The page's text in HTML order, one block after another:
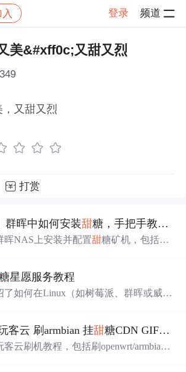
登录 频道
感慨 帖子详情
美&#xff0c;又甜又烈
又甜又烈
打赏
群晖中如何安装甜糖，手把手教您Docker安装
晖NAS上安装并配置甜糖矿机，包括Do
星愿服务教程
了如何在Linux（如树莓派、群晖或威联
、开启UPnP服务和端口映射，以及绑
上行带宽的测试，每天收益约1到2
客云 刷armbian 挂甜糖CDN GIF动图教程
云刷机教程，包括刷openwrt/armbian